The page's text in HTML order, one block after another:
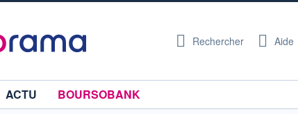
Rechercher Aide
ACTU
BOURSOBANK